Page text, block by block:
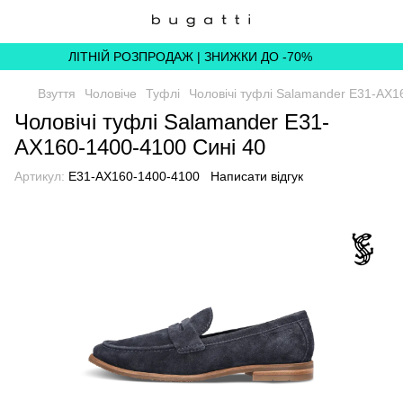
ЛІТНІЙ РОЗПРОДАЖ | ЗНИЖКИ ДО -70%
Взуття Чоловіче Туфлі Чоловічі туфлі Salamander E31-
Чоловічі туфлі Salamander E31-
AX160-1400-4100 Сині 40
Артикул: E31-AX160-1400-4100 Написати відгук